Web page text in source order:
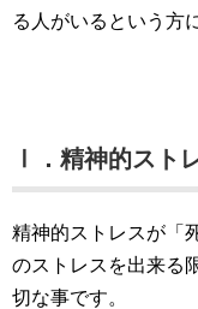
る人がいるという方
Ⅰ．精神的スト
精神的ストレスが「
のストレスを出来る
切な事です。